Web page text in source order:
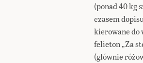
(ponad 40 kg
czasem
kierowane
felieton „Za
(głównie